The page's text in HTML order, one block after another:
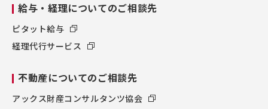
給与・経理についてのご相談先
ピタット給与
経理代行サービス
不動産についてのご相談先
アックス財産コンサルタンツ協会